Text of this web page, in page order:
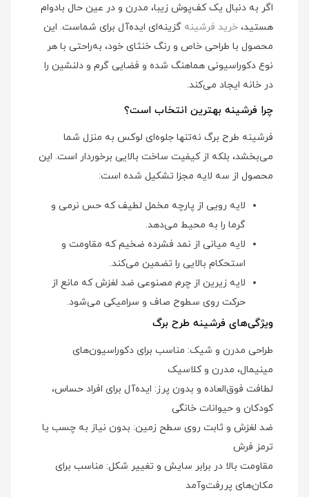
اگر به دنبال یک کف‌پوش زیبا، مدرن و در عین حال بادوام
هستید، خرید فرشینه گزینه‌ای ایده‌آل برای شماست. این
محصول با طراحی خاص و رنگ خنثای خود، به‌راحتی با هر
نوع دکوراسیونی هماهنگ شده و فضایی گرم و دلنشین را
در خانه ایجاد می‌کند.
چرا فرشینه بهترین انتخاب است؟
فرشینه طرح برگ نه‌تنها جلوه‌ای لوکس به منزل شما
می‌بخشد، بلکه از کیفیت ساخت بالایی برخوردار است. این
محصول از سه لایه مجزا تشکیل شده است:
لایه رویی از پارچه مخمل لطیف که حس نرمی و
گرما را به محیط می‌دهد.
لایه میانی از نمد فشرده ضخیم که مقاومت و
استحکام بالایی را تضمین می‌کند.
لایه زیرین از چرم مصنوعی ضد لغزش که مانع از
حرکت روی سطوح صاف و سرامیکی می‌شود.
ویژگی‌های فرشینه طرح برگ
طراحی مدرن و شیک: مناسب برای دکوراسیون‌های
مینیمال، مدرن و کلاسیک
لطافت فوق‌العاده و بدون پرز: ایده‌آل برای افراد حساس،
کودکان و حیوانات خانگی
ضد لغزش و ثابت روی سطح زمین: بدون نیاز به چسب یا
ترمز فرش
مقاومت بالا در برابر سایش و تغییر شکل: مناسب برای
مکان‌های پررفت‌وآمد